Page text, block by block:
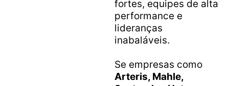
fortes, equipes de alta
performance e
lideranças
inabaláveis.
Se empresas como
Arteris, Mahle,